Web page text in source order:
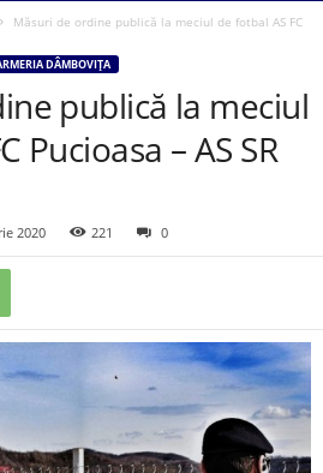
Măsuri de ordine publică la meciul de fotbal AS FC
DÂMBOVIȚA
publică la meciul
Pucioasa – AS SR
2020 221 0